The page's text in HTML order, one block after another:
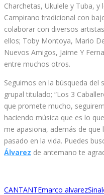
Charchetas, Ukulele y Tuba,
Campirano tradicional con
colaborar con diversos
ellos; Toby Montoya, Mario
Nuevos Amigos, Jaime Y
entre muchos otros.
Seguimos en la búsqueda
grupal titulado; “Los 3
que promete mucho,
haciendo música que es lo
me apasiona, además de
pasado en la vida. Puedes
Álvarez de antemano te
CANTANTEmarco alvarez